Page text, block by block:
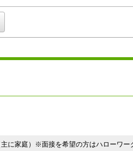
に家庭）※面接を希望の方はハローワー